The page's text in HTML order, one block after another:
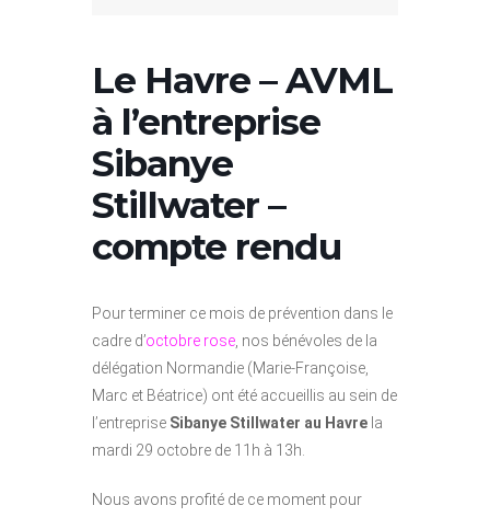
Le Havre – AVML
à l’entreprise
Sibanye
Stillwater –
compte rendu
Pour terminer ce mois de prévention dans le
cadre d’octobre rose , nos bénévoles de la
délégation Normandie (Marie-Françoise,
Marc et Béatrice) ont été accueillis au sein de
l’entreprise Sibanye Stillwater au Havre la
mardi 29 octobre de 11h à 13h.
Nous avons profité de ce moment pour